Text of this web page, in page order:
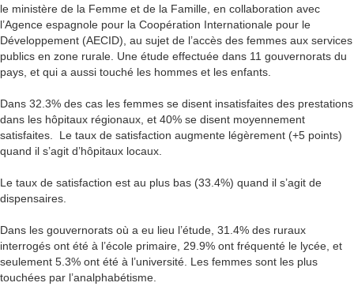
le ministère de la Femme et de la Famille, en collaboration avec
l’Agence espagnole pour la Coopération Internationale pour le
Développement (AECID), au sujet de l’accès des femmes aux services
publics en zone rurale. Une étude effectuée dans 11 gouvernorats du
pays, et qui a aussi touché les hommes et les enfants.
Dans 32.3% des cas les femmes se disent insatisfaites des prestations
dans les hôpitaux régionaux, et 40% se disent moyennement
satisfaites. Le taux de satisfaction augmente légèrement (+5 points)
quand il s’agit d’hôpitaux locaux.
Le taux de satisfaction est au plus bas (33.4%) quand il s’agit de
dispensaires.
Dans les gouvernorats où a eu lieu l’étude, 31.4% des ruraux
interrogés ont été à l’école primaire, 29.9% ont fréquenté le lycée, et
seulement 5.3% ont été à l’université. Les femmes sont les plus
touchées par l’analphabétisme.